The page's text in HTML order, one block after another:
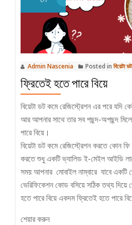
Admin Nascenia Posted in বিয়েটা
ফ্রিতেই হতে পারে বিয়ে
বিয়েটা ডট কমে রেজিস্ট্রেশন এর পরে যদি
আর আপনার সাথে তার সব পছন্দ-অপছন্দ
পারে বিয়ে।
বিয়েটা ডট কমে রেজিস্ট্রেশন করতে কোন
করতে শুধু একটি ভ্যালিড ই-মেইল আইডি
সময় আপনার মোবাইল নাম্বারে যাবে একটি
ভেরিফিকেশন কোড বসিয়ে সঠিক তথ্য
হতে পারে বিয়ে একদম ফ্রিতেই হতে পারে
শেয়ার করুন